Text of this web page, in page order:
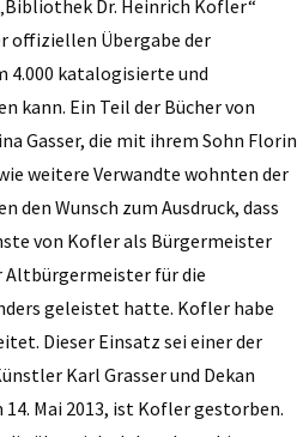
Dr. Heinrich Kofler“
offiziellen Übergabe der
4.000 katalogisierte und
kann. Ein Teil der Bücher von
Gasser, die mit ihrem Sohn Florin
weitere Verwandte wohnten der
den Wunsch zum Ausdruck, dass
von Kofler als Bürgermeister
Altbürgermeister für die
geleistet hatte. Kofler habe
Dieser Einsatz sei einer der
Karl Grasser und Dekan
Mai 2013, ist Kofler gestorben.